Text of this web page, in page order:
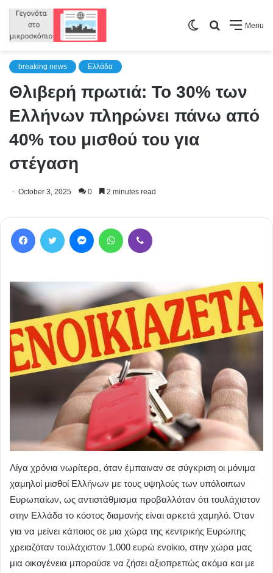
Menu
Search
Switch
breaking news Ελλάδα
Θλιβερή πρωτιά: Το 30% των
Ελλήνων πληρώνει πάνω από
40% του μισθού του για
στέγαση
October 3, 2025 0 2 minutes read
Facebook Twitter MessengerWhatsApp
Λίγα χρόνια νωρίτερα, όταν έμπαιναν σε σύγκριση οι μόνιμα
χαμηλοί μισθοί Ελλήνων με τους υψηλούς των υπόλοιπων
Ευρωπαίων, ως αντιστάθμισμα προβαλλόταν ότι τουλάχιστον
στην Ελλάδα το κόστος διαμονής είναι αρκετά χαμηλό. Όταν
για να μείνει κάποιος σε μια χώρα της κεντρικής Ευρώπης
χρειαζόταν τουλάχιστον 1.000 ευρώ ενοίκιο, στην χώρα μας
μια οικογένεια μπορούσε να ζήσει αξιοπρεπώς ακόμα και με